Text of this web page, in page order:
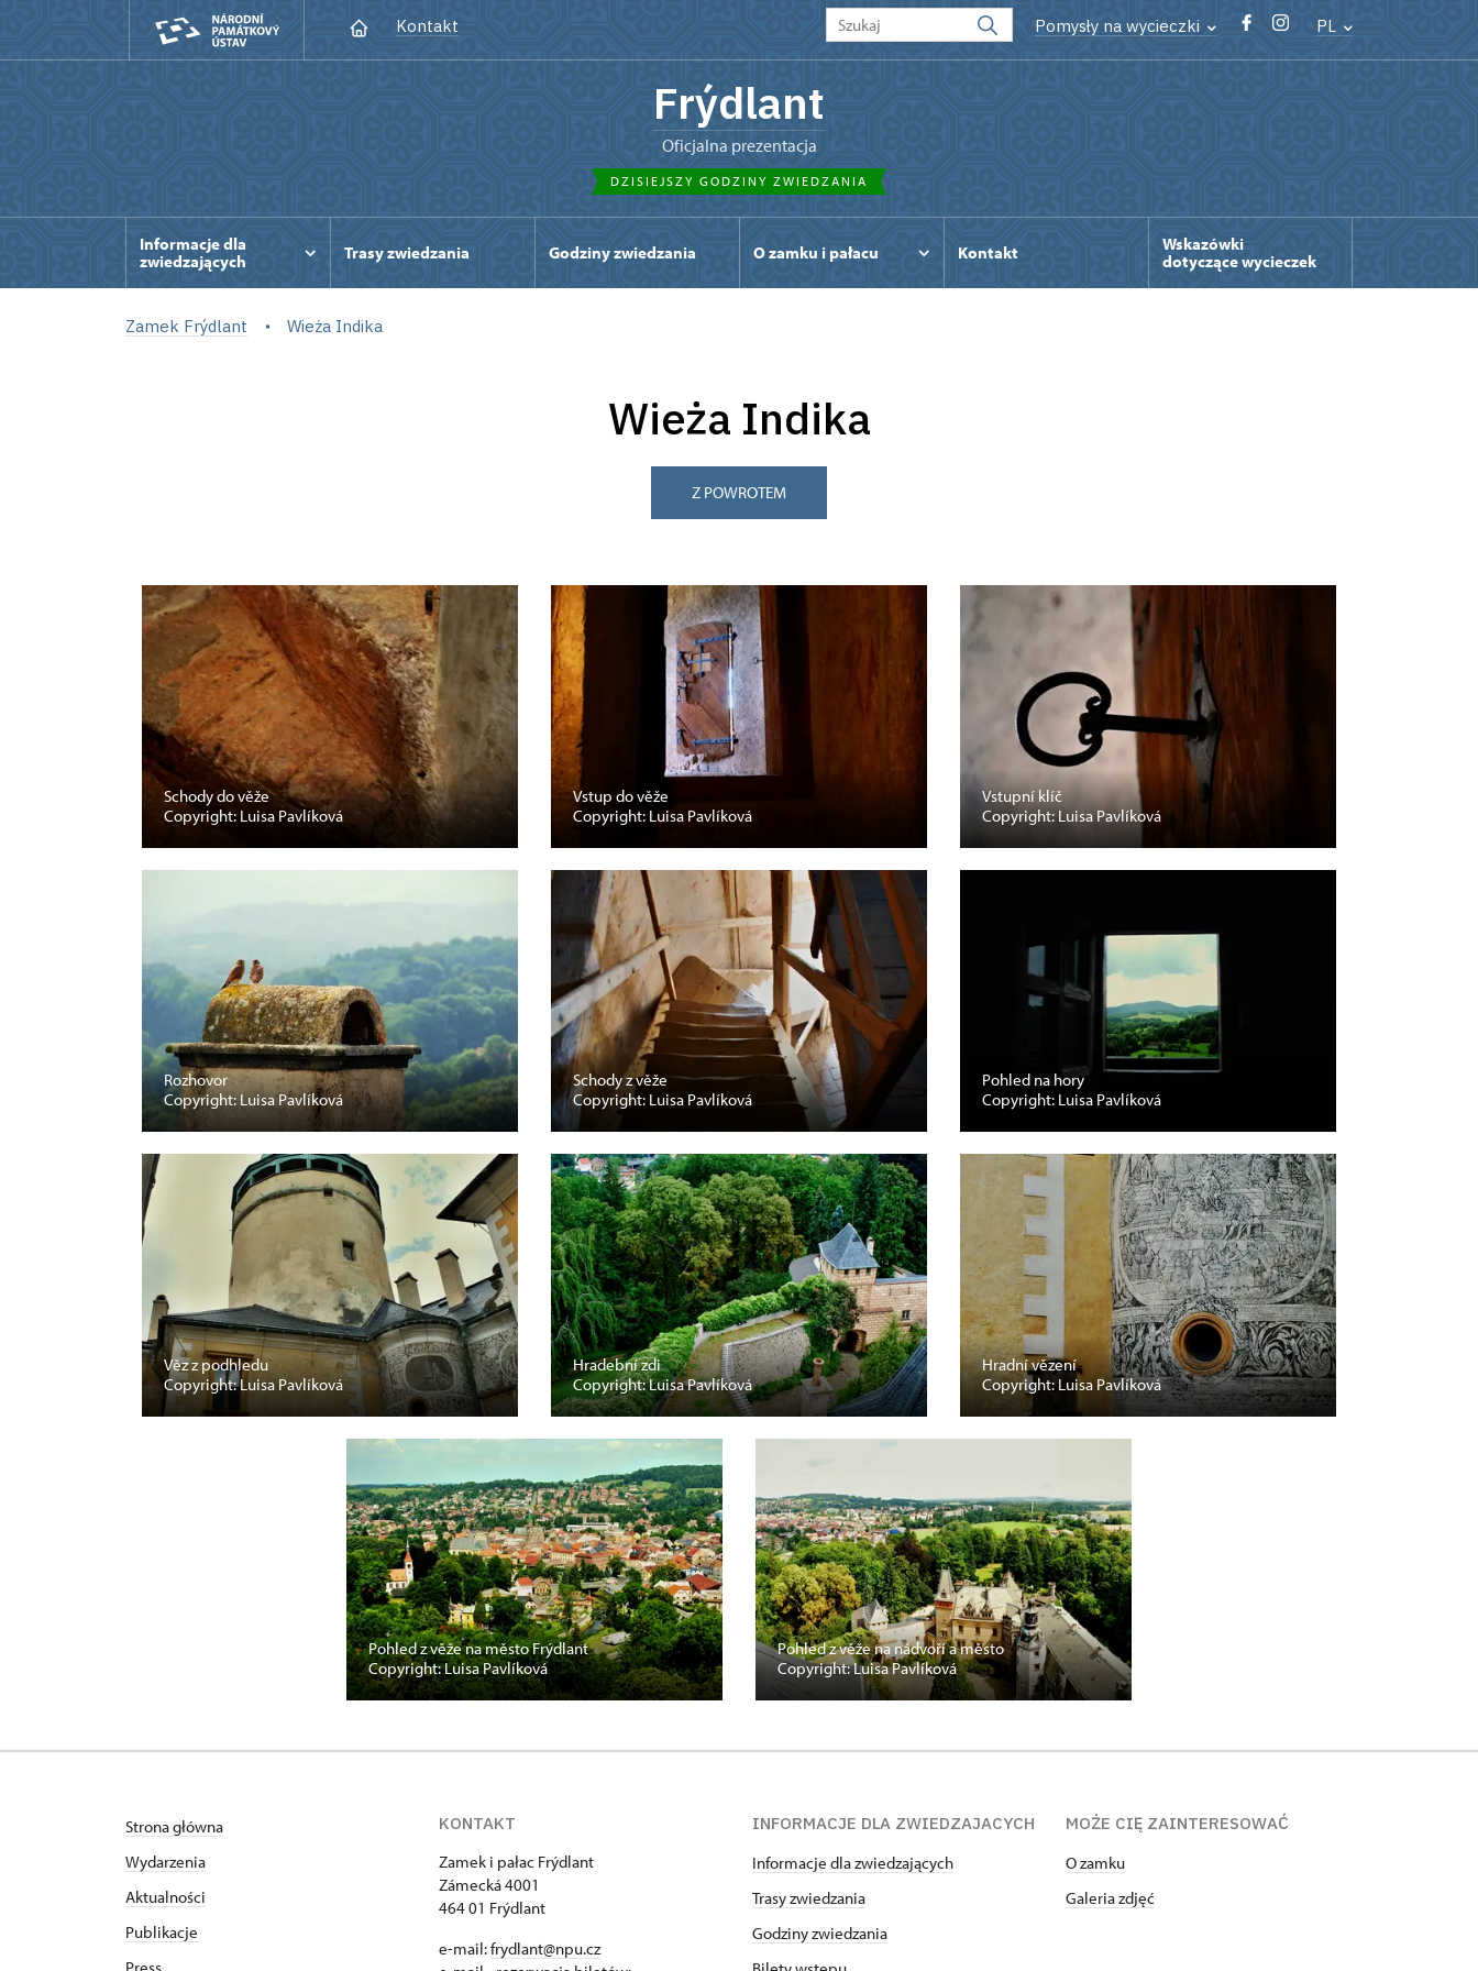
Kontakt Pomysły na wycieczki PL
Frýdlant
Oficjalna prezentacja
DZISIEJSZY GODZINY ZWIEDZANIA
Informacje dla
zwiedzających
Trasy zwiedzania Godziny zwiedzania O zamku i pałacu Kontakt
Wskazówki
dotyczące wycieczek
Zamek Frýdlant Wieża Indika
Wieża Indika
Z POWROTEM
Schody do věže
Copyright: Luisa Pavlíková
Vstup do věže
Copyright: Luisa Pavlíková
Vstupní klíč
Copyright: Luisa Pavlíková
Rozhovor
Copyright: Luisa Pavlíková
Schody z věže
Copyright: Luisa Pavlíková
Pohled na hory
Copyright: Luisa Pavlíková
Věz z podhledu
Copyright: Luisa Pavlíková
Hradební zdi
Copyright: Luisa Pavlíková
Hradní vězení
Copyright: Luisa Pavlíková
Pohled z věže na město Frýdlant
Copyright: Luisa Pavlíková
Pohled z věže na nádvoří a město
Copyright: Luisa Pavlíková
Strona główna
Wydarzenia
Aktualności
Publikacje
KONTAKT
Zamek i pałac Frýdlant
Zámecká 4001
464 01 Frýdlant
e-mail:frydlant@npu.cz
INFORMACJE DLA ZWIEDZAJACYCH
Informacje dla zwiedzających
Trasy zwiedzania
Godziny zwiedzania
MOŻE CIĘ ZAINTERESOWAĆ
O zamku
Galeria zdjęć